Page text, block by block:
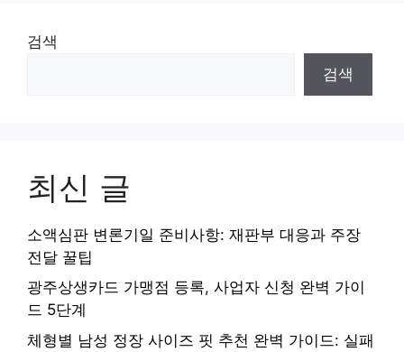
검색
검색
최신 글
소액심판 변론기일 준비사항: 재판부 대응과 주장
전달 꿀팁
광주상생카드 가맹점 등록, 사업자 신청 완벽 가이
드 5단계
체형별 남성 정장 사이즈 핏 추천 완벽 가이드: 실패